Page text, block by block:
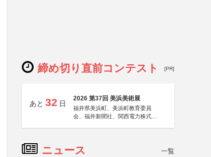
締め切り直前コンテスト [PR]
あと 32 日
2026 第37回 美浜美術展
福井県美浜町、美浜町教育委員
会、福井新聞社、関西電力株式会
ニュース 一覧